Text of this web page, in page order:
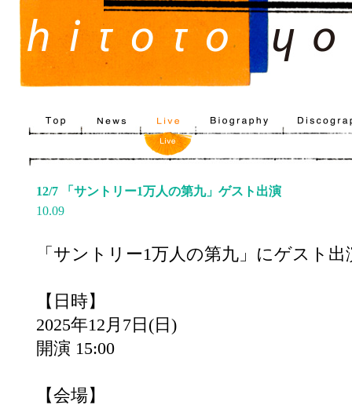
12/7 「サントリー1万人の第九」ゲスト出演
10.09
「サントリー1万人の第九」にゲスト出
【日時】
2025年12月7日(日)
開演 15:00
【会場】